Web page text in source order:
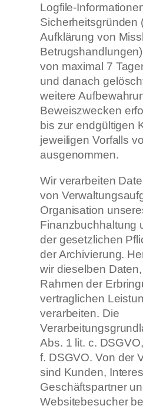
Logfile-
Sicherheitsgründen
Aufklärung von
von maximal 7
und danach
weitere
Beweiszwecken
bis zur endgültigen
jeweiligen Vorfalls
ausgenommen.
Wir verarbeiten
von
Organisation
Finanzbuchhaltung
der gesetzlichen
der Archivierung.
wir dieselben
Rahmen der
vertraglichen
verarbeiten. Die
Abs. 1 lit. c.
f. DSGVO. Von der
sind Kunden,
Geschäftspartner
Websitebesucher